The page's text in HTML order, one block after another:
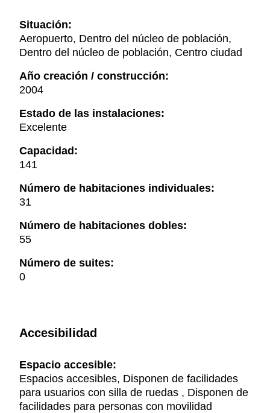
Situación:
Aeropuerto, Dentro del núcleo de población,
Dentro del núcleo de población, Centro ciudad
Año creación / construcción:
2004
Estado de las instalaciones:
Excelente
Capacidad:
141
Número de habitaciones individuales:
31
Número de habitaciones dobles:
55
Número de suites:
0
Accesibilidad
Espacio accesible:
Espacios accesibles, Disponen de facilidades
para usuarios con silla de ruedas , Disponen de
facilidades para personas con movilidad